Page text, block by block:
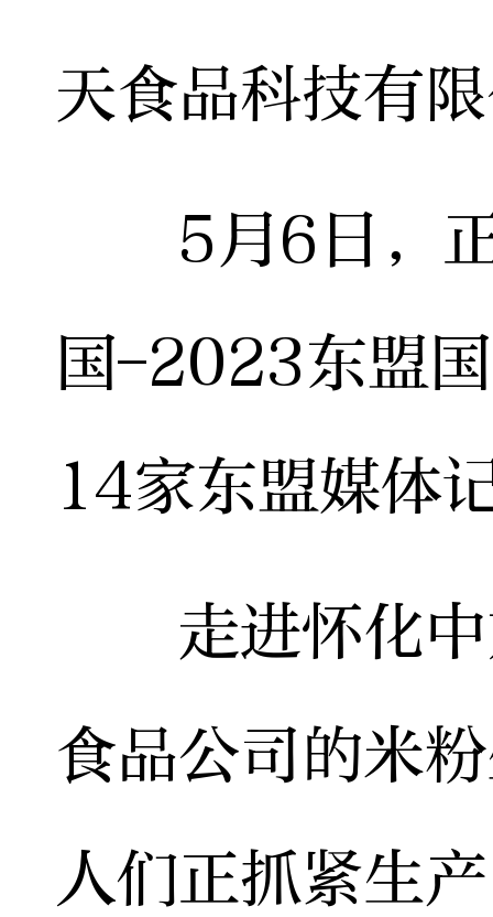
天食品科技有
5月6日，正
国-2023东盟
14家东盟媒体
走进怀化中
食品公司的米
人们正抓紧生